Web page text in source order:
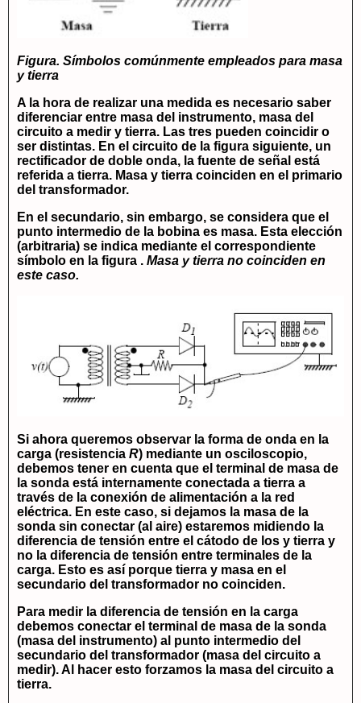
Figura. Símbolos comúnmente empleados para masa
y tierra
A la hora de realizar una medida es necesario saber
diferenciar entre masa del instrumento, masa del
circuito a medir y tierra. Las tres pueden coincidir o
ser distintas. En el circuito de la figura siguiente, un
rectificador de doble onda, la fuente de señal está
referida a tierra. Masa y tierra coinciden en el primario
del transformador.
En el secundario, sin embargo, se considera que el
punto intermedio de la bobina es masa. Esta elección
(arbitraria) se indica mediante el correspondiente
símbolo en la figura . Masa y tierra no coinciden en
este caso.
Si ahora queremos observar la forma de onda en la
carga (resistencia R) mediante un osciloscopio,
debemos tener en cuenta que el terminal de masa de
la sonda está internamente conectada a tierra a
través de la conexión de alimentación a la red
eléctrica. En este caso, si dejamos la masa de la
sonda sin conectar (al aire) estaremos midiendo la
diferencia de tensión entre el cátodo de los y tierra y
no la diferencia de tensión entre terminales de la
carga. Esto es así porque tierra y masa en el
secundario del transformador no coinciden.
Para medir la diferencia de tensión en la carga
debemos conectar el terminal de masa de la sonda
(masa del instrumento) al punto intermedio del
secundario del transformador (masa del circuito a
medir). Al hacer esto forzamos la masa del circuito a
tierra.